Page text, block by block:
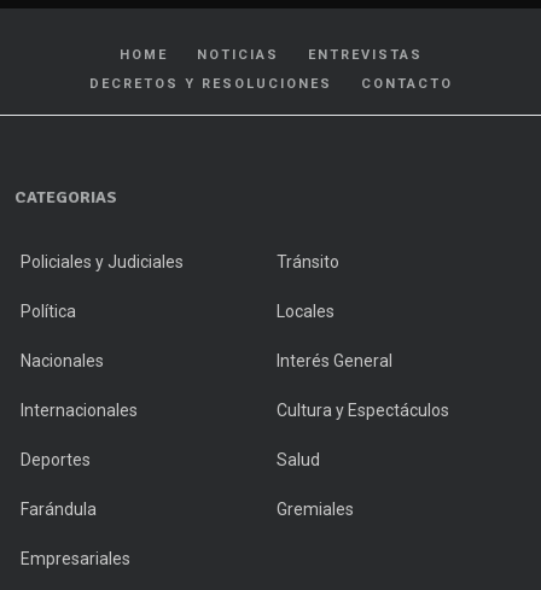
HOME NOTICIAS
ENTREVISTAS
DECRETOS Y RESOLUCIONES
CONTACTO
CATEGORIAS
Policiales y Judiciales Tránsito
Política Locales
Nacionales Interés General
Internacionales Cultura y Espectáculos
Deportes Salud
Farándula Gremiales
Empresariales